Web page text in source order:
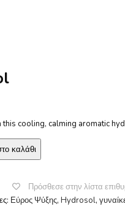
cooling, calming aromatic
καλάθι
Πρόσθεσε στην λίστα
Εύρος Ψύξης, Hydrosol,